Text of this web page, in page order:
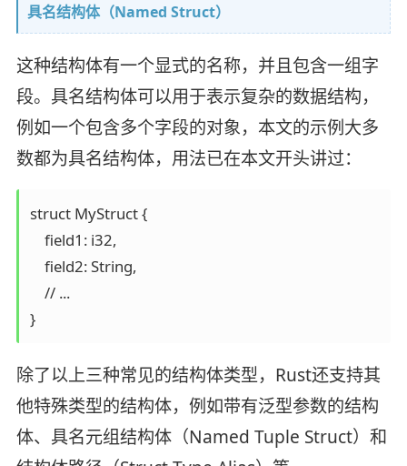
具名结构体（Named Struct）
这种结构体有一个显式的名称，并且包含一组字
段。具名结构体可以用于表示复杂的数据结构，
例如一个包含多个字段的对象，本文的示例大多
数都为具名结构体，用法已在本文开头讲过：
struct MyStruct {
    field1: i32,
    field2: String,
    // ...
}
除了以上三种常见的结构体类型，Rust还支持其
他特殊类型的结构体，例如带有泛型参数的结构
体、具名元组结构体（Named Tuple Struct）和